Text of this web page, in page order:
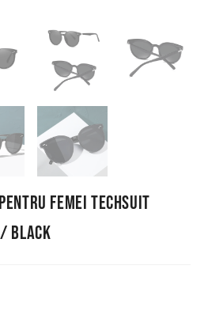
Femei Techsuit
/ Black